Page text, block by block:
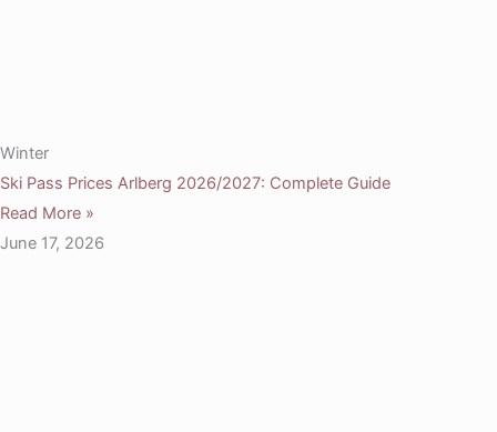
Winter
Ski Pass Prices Arlberg 2026/2027: Complete Guide
Read More »
June 17, 2026